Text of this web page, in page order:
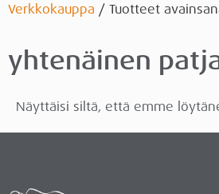
Verkkokauppa / Tuotteet
yhtenäinen
Näyttäisi siltä, että emme